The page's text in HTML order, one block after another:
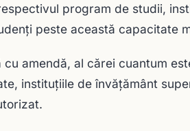
program de studii,
peste această capacitate
amendă, al cărei cuantum
instituţiile de învăţământ